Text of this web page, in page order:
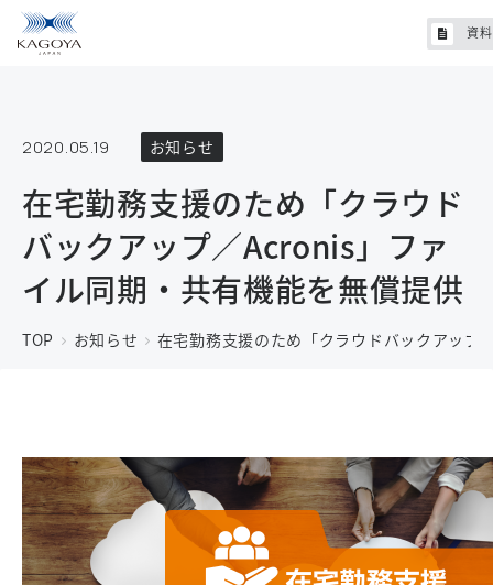
2020.05.19 お知らせ
在宅勤務支援のため「クラウド
バックアップ／Acronis」ファ
イル同期・共有機能を無償提供
TOP お知らせ 在宅勤務支援のため「クラウドバックアッ
資